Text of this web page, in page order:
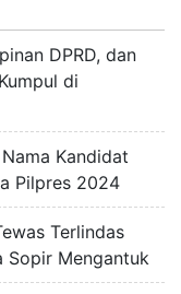
DPRD, dan
di
Kandidat
Pilpres 2024
Terlindas
Sopir Mengantuk